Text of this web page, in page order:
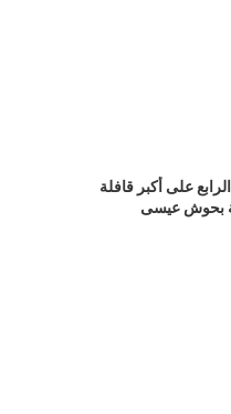
على أكبر قافلة
بحوش عيسى